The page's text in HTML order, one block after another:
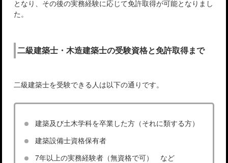
となり、その後の実務経験に応じて免許取得が可能となりまし
た。
二級建築士・木造建築士の受験資格と免許取得まで
二級建築士を受験できる人は以下の通りです。
建築及び土木学科を卒業した方（それに類する方）
建築設備士資格保有者
7年以上の実務経験者（無資格で可） など